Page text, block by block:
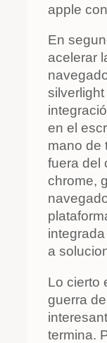
apple
En
acelerar
en el
mano de
fuera del
chrome,
a
Lo cierto
guerra
termina.